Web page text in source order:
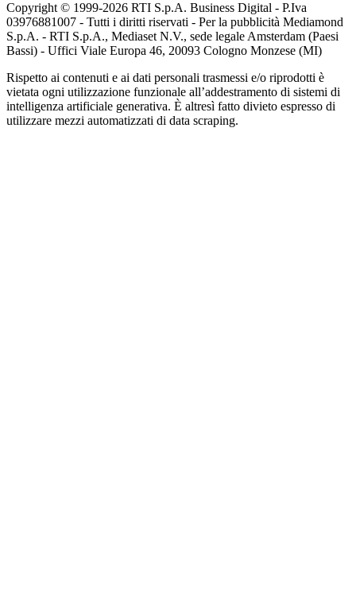
Copyright © 1999-2026 RTI S.p.A. Business Digital - P.Iva
03976881007 - Tutti i diritti riservati - Per la pubblicità Mediamond
S.p.A. - RTI S.p.A., Mediaset N.V., sede legale Amsterdam (Paesi
Bassi) - Uffici Viale Europa 46, 20093 Cologno Monzese (MI)
Rispetto ai contenuti e ai dati personali trasmessi e/o riprodotti è
vietata ogni utilizzazione funzionale all’addestramento di sistemi di
intelligenza artificiale generativa. È altresì fatto divieto espresso di
utilizzare mezzi automatizzati di data scraping.